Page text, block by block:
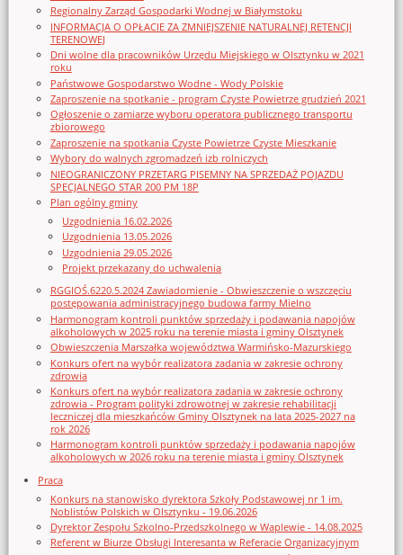
Regionalny Zarząd Gospodarki Wodnej w Białymstoku
INFORMACJA O OPŁACIE ZA ZMNIEJSZENIE NATURALNEJ RETENCJI
TERENOWEJ
Dni wolne dla pracowników Urzędu Miejskiego w Olsztynku w 2021
roku
Państwowe Gospodarstwo Wodne - Wody Polskie
Zaproszenie na spotkanie - program Czyste Powietrze grudzień 2021
Ogłoszenie o zamiarze wyboru operatora publicznego transportu
zbiorowego
Zaproszenie na spotkania Czyste Powietrze Czyste Mieszkanie
Wybory do walnych zgromadzeń izb rolniczych
NIEOGRANICZONY PRZETARG PISEMNY NA SPRZEDAŻ POJAZDU
SPECJALNEGO STAR 200 PM 18P
Plan ogólny gminy
Uzgodnienia 16.02.2026
Uzgodnienia 13.05.2026
Uzgodnienia 29.05.2026
Projekt przekazany do uchwalenia
RGGIOŚ.6220.5.2024 Zawiadomienie - Obwieszczenie o wszczęciu
postępowania administracyjnego budowa farmy Mielno
Harmonogram kontroli punktów sprzedaży i podawania napojów
alkoholowych w 2025 roku na terenie miasta i gminy Olsztynek
Obwieszczenia Marszałka województwa Warmińsko-Mazurskiego
Konkurs ofert na wybór realizatora zadania w zakresie ochrony
zdrowia
Konkurs ofert na wybór realizatora zadania w zakresie ochrony
zdrowia - Program polityki zdrowotnej w zakresie rehabilitacji
leczniczej dla mieszkańców Gminy Olsztynek na lata 2025-2027 na
rok 2026
Harmonogram kontroli punktów sprzedaży i podawania napojów
alkoholowych w 2026 roku na terenie miasta i gminy Olsztynek
Praca
Konkurs na stanowisko dyrektora Szkoły Podstawowej nr 1 im.
Noblistów Polskich w Olsztynku - 19.06.2026
Dyrektor Zespołu Szkolno-Przedszkolnego w Waplewie - 14.08.2025
Referent w Biurze Obsługi Interesanta w Referacie Organizacyjnym